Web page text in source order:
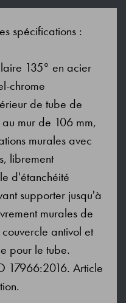
spécifications :
135° en acier
chrome
de tube de
mur de 106 mm,
murales avec
librement
d'étanchéité
supporter jusqu'à
murales de
antivol et
pour le tube.
17966:2016. Article